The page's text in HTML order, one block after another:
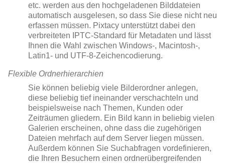
etc. werden aus den hochgeladenen Bilddateien
automatisch ausgelesen, so dass Sie diese nicht neu
erfassen müssen. Pixtacy unterstützt dabei den
verbreiteten IPTC-Standard für Metadaten und lässt
Ihnen die Wahl zwischen Windows-, Macintosh-,
Latin1- und UTF-8-Zeichencodierung.
Flexible Ordnerhierarchien
Sie können beliebig viele Bilderordner anlegen,
diese beliebig tief ineinander verschachteln und
beispielsweise nach Themen, Kunden oder
Zeiträumen gliedern. Ein Bild kann in beliebig vielen
Galerien erscheinen, ohne dass die zugehörigen
Dateien mehrfach auf dem Server liegen müssen.
Außerdem können Sie Suchabfragen vordefinieren,
die Ihren Besuchern einen ordnerübergreifenden